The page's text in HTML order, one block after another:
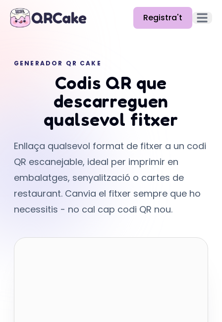
Registra't Obre
Preus
API
GENERADOR QR CAKE
Codis QR que
descarreguen
qualsevol fitxer
Enllaça qualsevol format de fitxer a un codi
QR escanejable, ideal per imprimir en
embalatges, senyalització o cartes de
restaurant. Canvia el fitxer sempre que ho
necessitis - no cal cap codi QR nou.